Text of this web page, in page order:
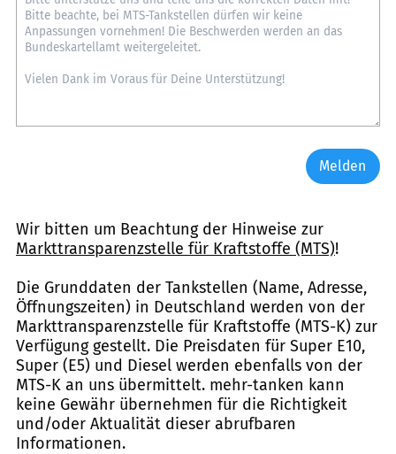
Melden
Wir bitten um Beachtung der Hinweise zur
Markttransparenzstelle für Kraftstoffe (MTS)!
Die Grunddaten der Tankstellen (Name, Adresse,
Öffnungszeiten) in Deutschland werden von der
Markttransparenzstelle für Kraftstoffe (MTS-K) zur
Verfügung gestellt. Die Preisdaten für Super E10,
Super (E5) und Diesel werden ebenfalls von der
MTS-K an uns übermittelt. mehr-tanken kann
keine Gewähr übernehmen für die Richtigkeit
und/oder Aktualität dieser abrufbaren
Informationen.